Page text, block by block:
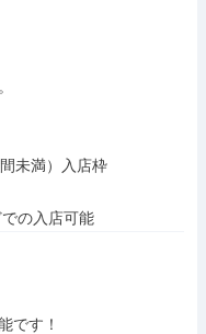
未満）入店枠
の入店可能
です！